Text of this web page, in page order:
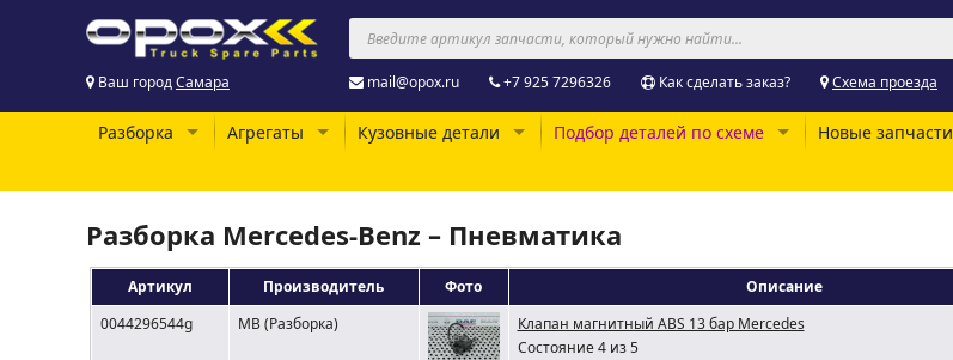
Ваш городСамара mail@opox.ru +7 925 7296326 Как сделать заказ? Схема проезда
Разборка Агрегаты Кузовные детали Подбор деталей по схеме Новые запчасти
Разборка Mercedes-Benz – Пневматика
Артикул Производитель Фото Описание
0044296544g
MB (Разборка)
Клапан магнитный ABS 13 бар Mercedes
Состояние 4 из 5